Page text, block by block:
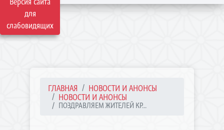
для
слабовидящих
ГЛАВНАЯ
НОВОСТИ И АНОНСЫ
НОВОСТИ И АНОНСЫ
ПОЗДРАВЛЯЕМ ЖИТЕЛЕЙ КР...